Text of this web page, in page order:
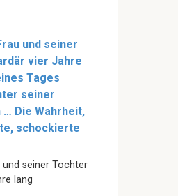
und seiner
vier Jahre
Tages
seiner
Die Wahrheit,
schockierte
und seiner Tochter
lang